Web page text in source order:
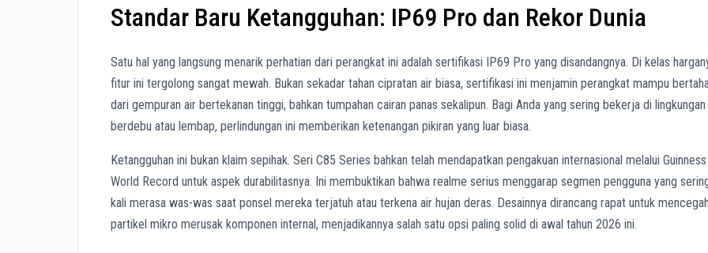
Standar Baru Ketangguhan: IP69 Pro dan Rekor Dunia
Satu hal yang langsung menarik perhatian dari perangkat ini adalah sertifikasi IP69 Pro yang disandangnya. Di kelas
fitur ini tergolong sangat mewah. Bukan sekadar tahan cipratan air biasa, sertifikasi ini menjamin perangkat mampu
dari gempuran air bertekanan tinggi, bahkan tumpahan cairan panas sekalipun. Bagi Anda yang sering bekerja di lingkungan
berdebu atau lembap, perlindungan ini memberikan ketenangan pikiran yang luar biasa.
Ketangguhan ini bukan klaim sepihak. Seri C85 Series bahkan telah mendapatkan pengakuan internasional melalui Guinness
World Record untuk aspek durabilitasnya. Ini membuktikan bahwa realme serius menggarap segmen pengguna yang
kali merasa was-was saat ponsel mereka terjatuh atau terkena air hujan deras. Desainnya dirancang rapat untuk
partikel mikro merusak komponen internal, menjadikannya salah satu opsi paling solid di awal tahun 2026 ini.